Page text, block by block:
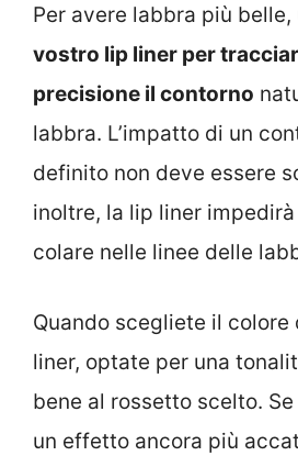
Per avere labbra più
vostro lip liner per
precisione il contorno
labbra. L’impatto di un
definito non deve essere
inoltre, la lip liner
colare nelle linee delle
Quando scegliete il colore
liner, optate per una
bene al rossetto scelto.
un effetto ancora più